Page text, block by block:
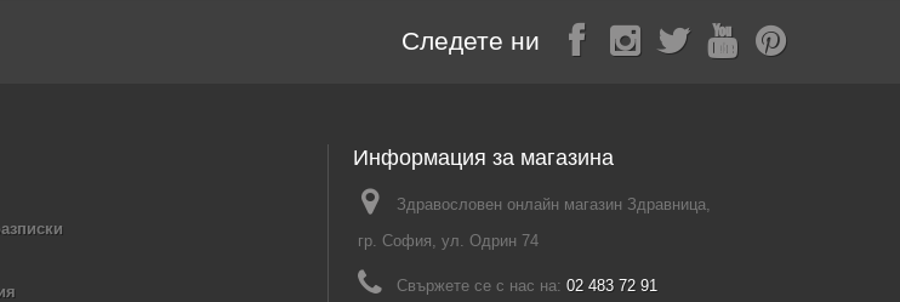
Следете ни
Информация за магазина
Здравословен онлайн магазин Здравница,
гр. София, ул. Одрин 74
Свържете се с нас на: 02 483 72 91